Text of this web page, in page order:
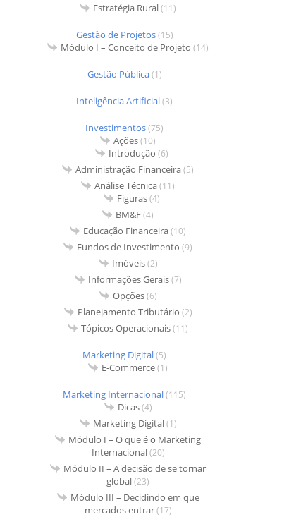
Estratégia Rural(11)
Gestão de Projetos(15)
Módulo I – Conceito de Projeto (14)
Gestão Pública(1)
Inteligência Artificial(3)
Investimentos(75)
Ações(10)
Introdução (6)
Administração Financeira(5)
Análise Técnica(11)
Figuras(4)
BM&F(4)
Educação Financeira(10)
Fundos de Investimento (9)
Imóveis(2)
Informações Gerais(7)
Opções(6)
Planejamento Tributário (2)
Tópicos Operacionais(11)
Marketing Digital(5)
E-Commerce(1)
Marketing Internacional(115)
Dicas(4)
Marketing Digital(1)
Módulo I – O que é o Marketing
Internacional(20)
Módulo II – A decisão de se tornar
global(23)
Módulo III – Decidindo em que
mercados entrar(17)